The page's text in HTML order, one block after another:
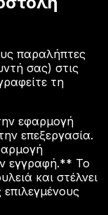
παραλήπτες
σας) στις
τη
εφαρμογή
επεξεργασία.
εγγραφή.** Το
και στέλνει